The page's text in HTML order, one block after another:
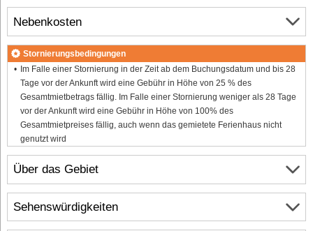
Über das Gebiet
Nebenkosten
Stornierungsbedingungen
Im Falle einer Stornierung in der Zeit ab dem Buchungsdatum und bis 28
Tage vor der Ankunft wird eine Gebühr in Höhe von 25 % des
Gesamtmietbetrags fällig. Im Falle einer Stornierung weniger als 28 Tage
vor der Ankunft wird eine Gebühr in Höhe von 100% des
Gesamtmietpreises fällig, auch wenn das gemietete Ferienhaus nicht
genutzt wird
Sehenswürdigkeiten